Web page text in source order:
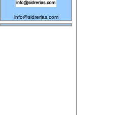
info@sidrerias.com